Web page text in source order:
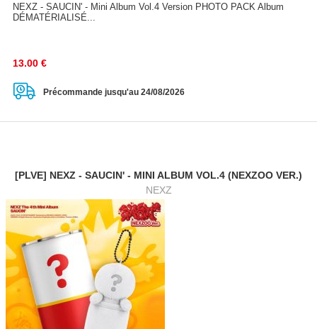
NEXZ - SAUCIN' - Mini Album Vol.4 Version PHOTO PACK Album
DÉMATÉRIALISÉ...
13.00 €
Précommande jusqu'au 24/08/2026
[PLVE] NEXZ - SAUCIN' - MINI ALBUM VOL.4 (NEXZOO VER.)
NEXZ